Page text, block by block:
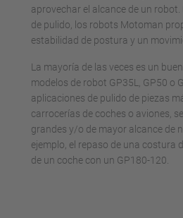
aprovechar el alcance de un
de pulido, los robots Motoman
estabilidad de postura y un
La mayoría de las veces es un
modelos de robot GP35L, GP50 o
aplicaciones de pulido de piezas
carrocerías de coches o aviones,
grandes y/o de mayor alcance de
ejemplo, el repaso de una costura
de un coche con un GP180-120.